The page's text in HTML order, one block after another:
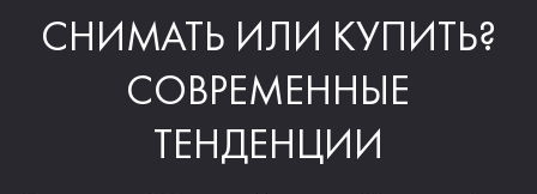
СНИМАТЬ ИЛИ КУПИТЬ?
СОВРЕМЕННЫЕ
ТЕНДЕНЦИИ